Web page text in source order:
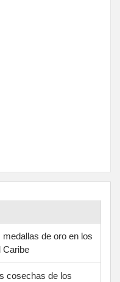
de oro en los
Caribe
cosechas de los